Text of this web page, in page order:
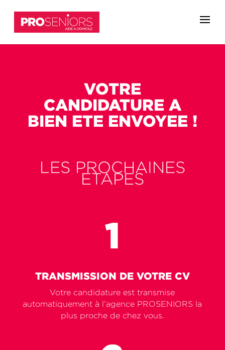
VOTRE
CANDIDATURE A
BIEN ETE ENVOYEE !
LES PROCHAINES
ETAPES
TRANSMISSION DE VOTRE CV
Votre candidature est transmise
automatiquement à l’agence PROSENIORS la
plus proche de chez vous.